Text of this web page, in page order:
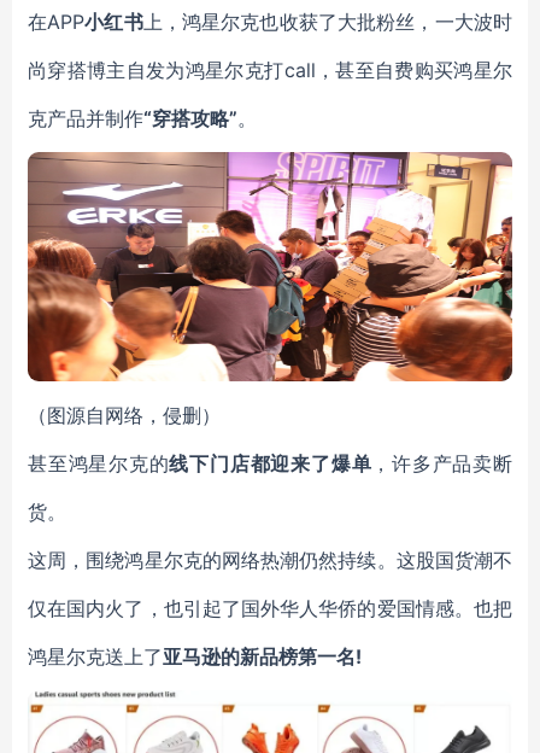
在APP小红书上，鸿星尔克也收获了大批粉丝，一大波时
尚穿搭博主自发为鸿星尔克打call，甚至自费购买鸿星尔
克产品并制作“穿搭攻略”。
（图源自网络，侵删）
甚至鸿星尔克的线下门店都迎来了爆单 ，许多产品卖断
货。
这周，围绕鸿星尔克的网络热潮仍然持续。这股国货潮不
仅在国内火了，也引起了国外华人华侨的爱国情感。也把
鸿星尔克送上了亚马逊的新品榜第一名!